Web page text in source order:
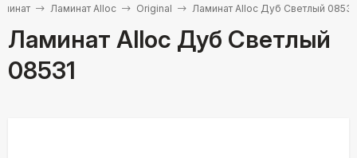
Ламинат Alloc Original Ламинат Alloc Дуб Светлый 08531
Ламинат Alloc Дуб Светлый
08531